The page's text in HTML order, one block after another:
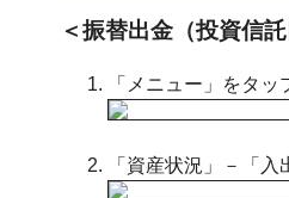
＜振替出金（投資信
「メニュー」をタッ
「資産状況」－「